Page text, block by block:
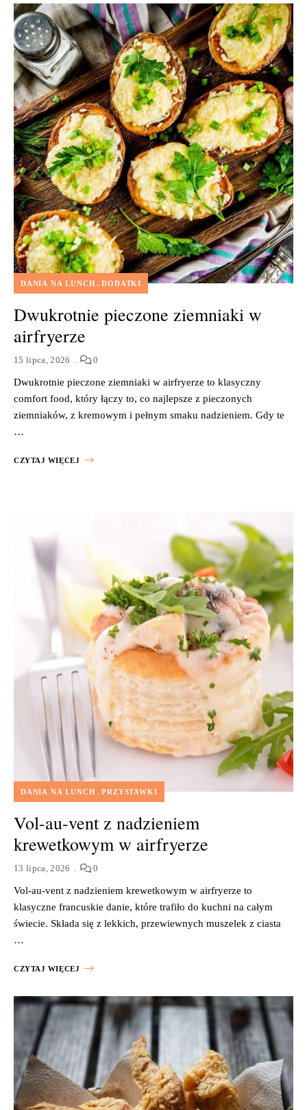
DANIA NA LUNCH DODATKI
Dwukrotnie pieczone ziemniaki w
airfryerze
15 lipca, 2026 0
Dwukrotnie pieczone ziemniaki w airfryerze to klasyczny
comfort food, który łączy to, co najlepsze z pieczonych
ziemniaków, z kremowym i pełnym smaku nadzieniem. Gdy te
…
CZYTAJ WIĘCEJ
DANIA NA LUNCH PRZYSTAWKI
Vol-au-vent z nadzieniem
krewetkowym w airfryerze
13 lipca, 2026 0
Vol-au-vent z nadzieniem krewetkowym w airfryerze to
klasyczne francuskie danie, które trafiło do kuchni na całym
świecie. Składa się z lekkich, przewiewnych muszelek z ciasta
…
CZYTAJ WIĘCEJ